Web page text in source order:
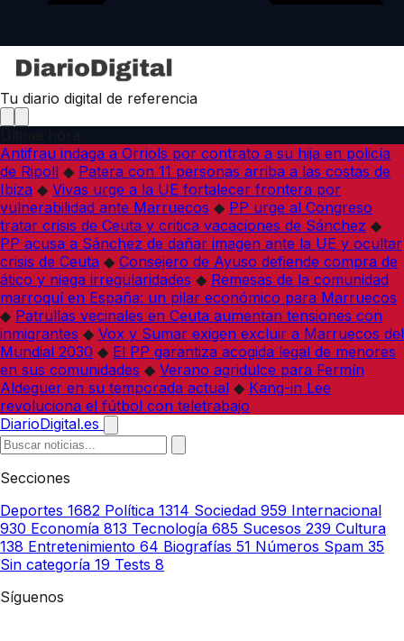
Tu diario digital de referencia
Antifrau indaga a Orriols por contrato a su hija en policía
de Ripoll ◆ Patera con 11 personas arriba a las costas de
Ibiza ◆ Vivas urge a la UE fortalecer frontera por
vulnerabilidad ante Marruecos ◆ PP urge al Congreso
tratar crisis de Ceuta y critica vacaciones de Sánchez ◆
PP acusa a Sánchez de dañar imagen ante la UE y ocultar
crisis de Ceuta ◆ Consejero de Ayuso defiende compra de
ático y niega irregularidades ◆ Remesas de la comunidad
marroquí en España: un pilar económico para Marruecos
◆ Patrullas vecinales en Ceuta aumentan tensiones con
inmigrantes ◆ Vox y Sumar exigen excluir a Marruecos del
Mundial 2030 ◆ El PP garantiza acogida legal de menores
en sus comunidades ◆ Verano agridulce para Fermín
Aldeguer en su temporada actual ◆ Kang-in Lee
revoluciona el fútbol con teletrabajo
DiarioDigital.es
Secciones
Deportes 1682 Política 1314 Sociedad 959 Internacional
930 Economía 813 Tecnología 685 Sucesos 239 Cultura
138 Entretenimiento 64 Biografías 51 Números Spam 35
Sin categoría 19 Tests 8
Síguenos